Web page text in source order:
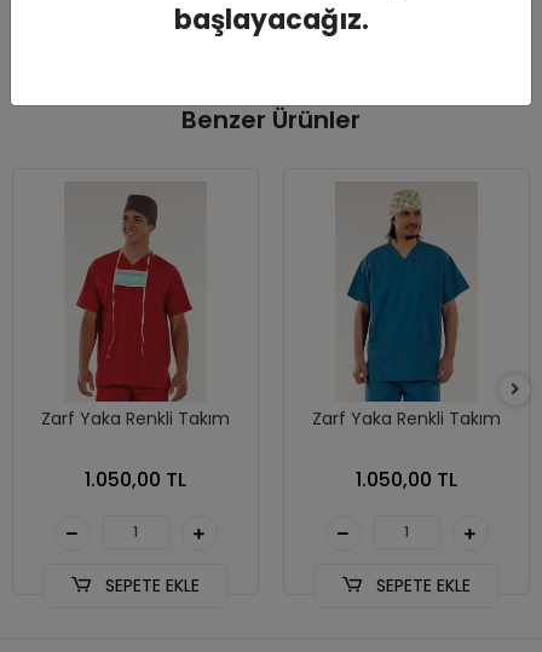
Benzer Ürünler
Zarf Yaka Renkli Takım
1.050,00 TL
SEPETE EKLE
Zarf Yaka Renkli Takım
1.050,00 TL
SEPETE EKLE
başlayacağız.